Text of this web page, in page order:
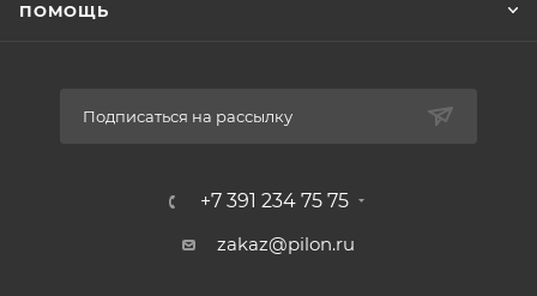
ПОМОЩЬ
Подписаться на рассылку
+7 391 234 75 75
zakaz@pilon.ru